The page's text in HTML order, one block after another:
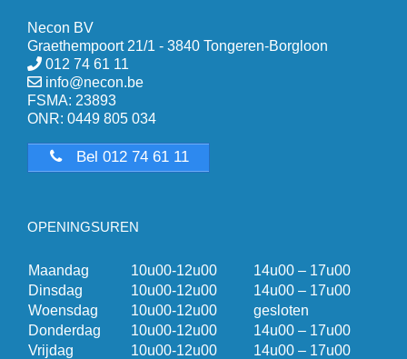
Necon BV
Graethempoort 21/1 - 3840 Tongeren-Borgloon
012 74 61 11
info@necon.be
FSMA: 23893
ONR: 0449 805 034
Bel 012 74 61 11
OPENINGSUREN
Maandag 10u00-12u00
14u00 – 17u00
Dinsdag
10u00-12u00
14u00 – 17u00
Woensdag
10u00-12u00
gesloten
Donderdag
10u00-12u00
14u00 – 17u00
Vrijdag
10u00-12u00 14u00 – 17u00